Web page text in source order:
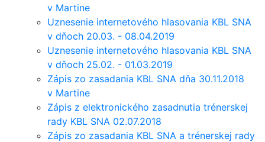
v Martine
Uznesenie internetového hlasovania KBL SNA
v dňoch 20.03. - 08.04.2019
Uznesenie internetového hlasovania KBL SNA
v dňoch 25.02. - 01.03.2019
Zápis zo zasadania KBL SNA dňa 30.11.2018
v Martine
Zápis z elektronického zasadnutia trénerskej
rady KBL SNA 02.07.2018
Zápis zo zasadania KBL SNA a trénerskej rady